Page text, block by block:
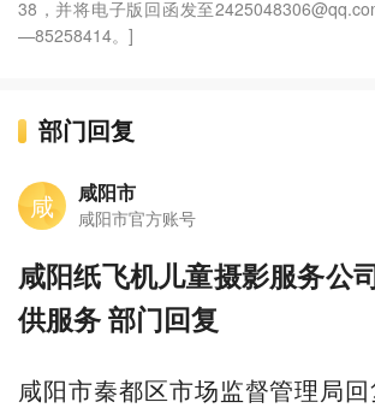
38，并将电子版回函发至
—85258414。]
部门回复
咸 咸阳市
咸阳市官方账号
咸阳纸飞机儿童摄影服务公
供服务 部门回复
咸阳市秦都区市场监督管理局